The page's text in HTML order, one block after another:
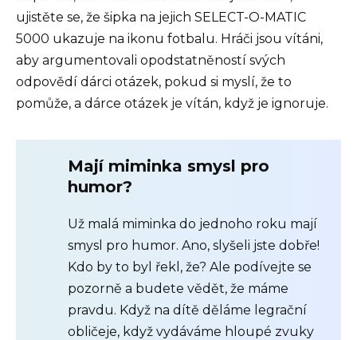
ujistěte se, že šipka na jejich SELECT-O-MATIC
5000 ukazuje na ikonu fotbalu. Hráči jsou vítáni,
aby argumentovali opodstatněností svých
odpovědí dárci otázek, pokud si myslí, že to
pomůže, a dárce otázek je vítán, když je ignoruje.
Mají miminka smysl pro
humor?
Už malá miminka do jednoho roku mají
smysl pro humor. Ano, slyšeli jste dobře!
Kdo by to byl řekl, že? Ale podívejte se
pozorně a budete vědět, že máme
pravdu. Když na dítě děláme legrační
obličeje, když vydáváme hloupé zvuky